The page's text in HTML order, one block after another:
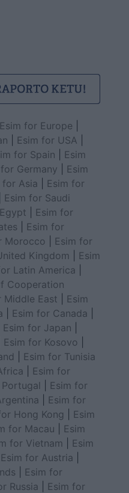
Esim for Europe
Esim for USA
for Spain
Esim
Germany
Esim
for Asia
Esim for
Esim for Saudi
Esim for
Esim for
Morocco
Esim for
Kingdom
Esim
Latin America
Cooperation
Middle East
Esim
Esim for Canada
Esim for Japan
Esim for Kosovo
Esim for Tunisia
Esim for
Esim for
Esim for
Hong Kong
Esim
for Macau
Esim
for Vietnam
Esim
Esim for Austria
Esim for
Russia
Esim for